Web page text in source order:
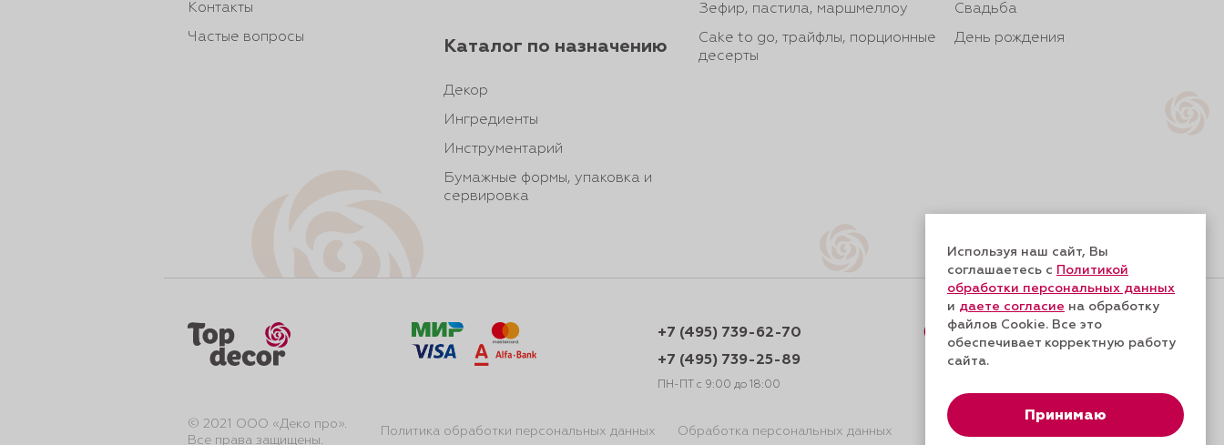
Контакты
Частые вопросы
Каталог по назначению
Декор
Ингредиенты
Инструментарий
Бумажные формы, упаковка и
сервировка
Зефир, пастила, маршмеллоу
Cake to go, трайфлы, порционные
десерты
Свадьба
День рождения
+7 (495) 739-62-70
+7 (495) 739-25-89
ПН-ПТ с 9:00 до 18:00
Форма обратной связи
Политика обработки персональных данных Обработка персональных данных
© 2021 ООО «Деко про».
Все права защищены.
Используя наш сайт, Вы
соглашаетесь с Политикой
обработки персональных данных
и даете согласие на обработку
файлов Cookie. Все это
обеспечивает корректную работу
сайта.
Принимаю